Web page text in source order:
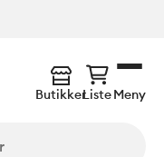
ButikkerListeMeny